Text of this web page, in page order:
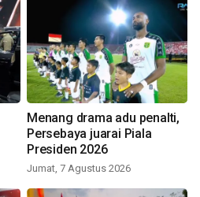
Menang drama adu penalti,
Persebaya juarai Piala
Presiden 2026
Jumat, 7 Agustus 2026